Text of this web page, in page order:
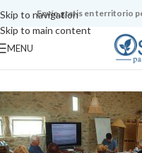
Skip to navigation
Skip to main content
Envío gratis en territorio
MENU